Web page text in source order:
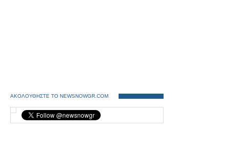
ΑΚΟΛΟΥΘΗΣΤΕ ΤΟ NEWSNOWGR.COM